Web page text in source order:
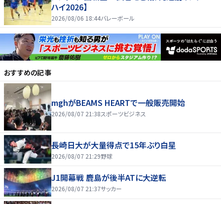
ハイ2026】
2026/08/06 18:44バレーボール
おすすめの記事
mghがBEAMS HEARTで一般販売開始
2026/08/07 21:38スポーツビジネス
長崎日大が大量得点で15年ぶり白星
2026/08/07 21:29野球
J1開幕戦 鹿島が後半ATに大逆転
2026/08/07 21:37サッカー